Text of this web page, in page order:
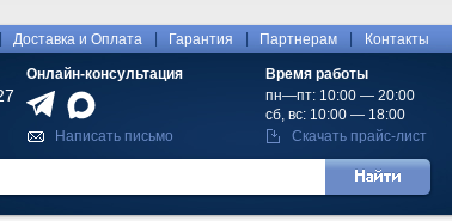
Доставка и Оплата Гарантия Партнерам Контакты
Онлайн-консультация
Время работы
пн—пт: 10:00 — 20:00
сб, вс: 10:00 — 18:00
Написать письмо Скачать прайс-лист